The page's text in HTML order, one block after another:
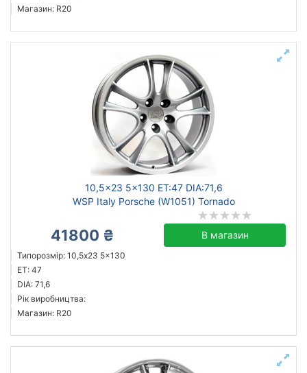
Магазин: R20
10,5x23 5x130 ET:47 DIA:71,6
WSP Italy Porsche (W1051) Tornado
41800 ₴ В магазин
Типорозмір: 10,5x23 5x130
ET: 47
DIA: 71,6
Рік виробництва:
Магазин: R20